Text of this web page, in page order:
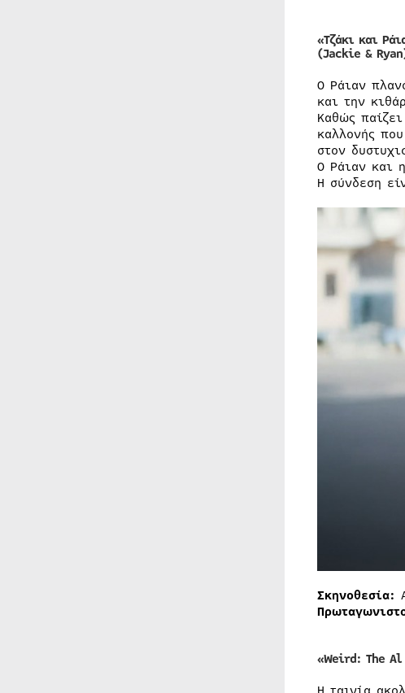
«Τζάκι και
(Jackie &
Ο Ράιαν
και την
Καθώς
καλλονής
στον
Ο Ράιαν και
Η σύνδεση
Σκηνοθεσία:
«Weird: The